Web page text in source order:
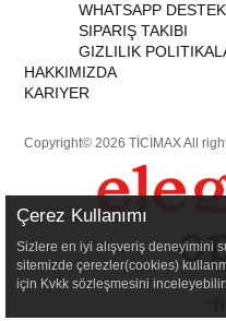
WHATSAPP DESTEK
SIPARIŞ TAKIBI
GIZLILIK
HAKKIMIZDA
KARIYER
Copyright© 2026 TİCİMAX All
Çerez Kullanımı
Sizlere en iyi alışveriş deneyimini
sitemizde çerezler(cookies)
için Kvkk sözleşmesini